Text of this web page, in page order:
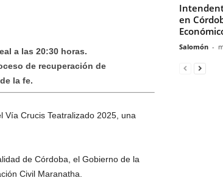
a las 20:30 horas.
de recuperación de
la fe.
Vía Crucis Teatralizado 2025, una
de Córdoba, el Gobierno de la
Civil Maranatha.
en
Salomón -